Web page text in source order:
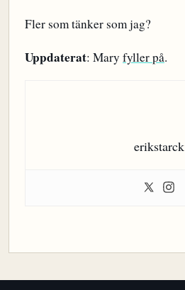
Fler som tänker som jag?
Uppdaterat: Mary fyller på.
erikstarck